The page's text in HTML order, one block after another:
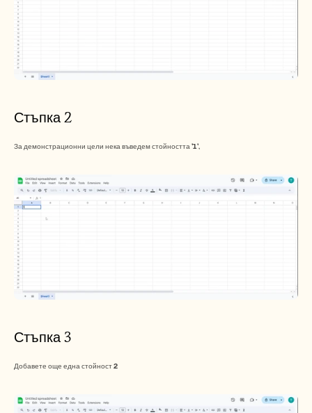
Стъпка 2
За демонстрационни цели нека въведем стойността '1',
Стъпка 3
Добавете още една стойност 2